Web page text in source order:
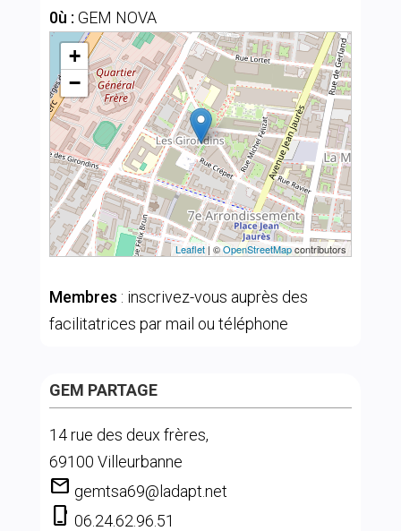
0ù : GEM NOVA
+
−
Leaflet| ©OpenStreetMapcontributors
Membres : inscrivez-vous auprès des
facilitatrices par mail ou téléphone
GEM PARTAGE
14 rue des deux frères,
69100 Villeurbanne
mail gemtsa69@ladapt.net
phone_iphone 06.24.62.96.51